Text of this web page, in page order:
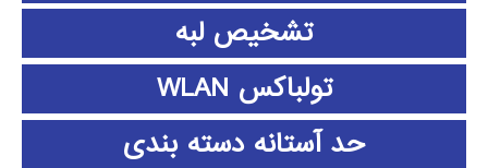
تشخیص لبه
تولباکس WLAN
حد آستانه دسته بندی